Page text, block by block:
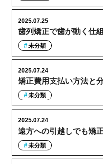
歯列矯正で歯が動く仕
2025.07.25
未分類
矯正費用支払い方法と
2025.07.24
未分類
遠方への引越しでも矯
2025.07.24
未分類